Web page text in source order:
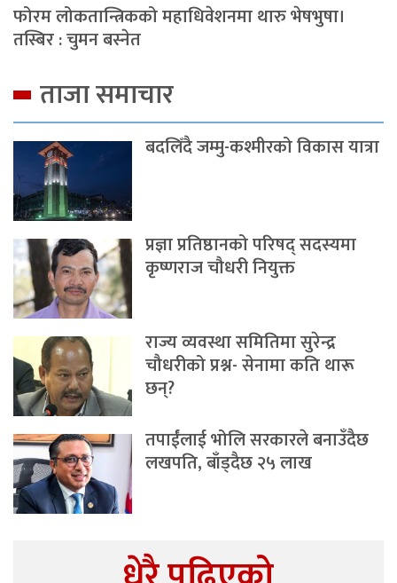
फोरम लोकतान्त्रिकको महाधिवेशनमा थारु भेषभुषा।
तस्बिर : चुमन बस्नेत
ताजा समाचार
बदलिँदै जम्मु-कश्मीरको विकास यात्रा
प्रज्ञा प्रतिष्ठानको परिषद् सदस्यमा
कृष्णराज चौधरी नियुक्त
राज्य व्यवस्था समितिमा सुरेन्द्र
चौधरीको प्रश्न- सेनामा कति थारू
छन्?
तपाईंलाई भोलि सरकारले बनाउँदैछ
लखपति, बाँड्दैछ २५ लाख